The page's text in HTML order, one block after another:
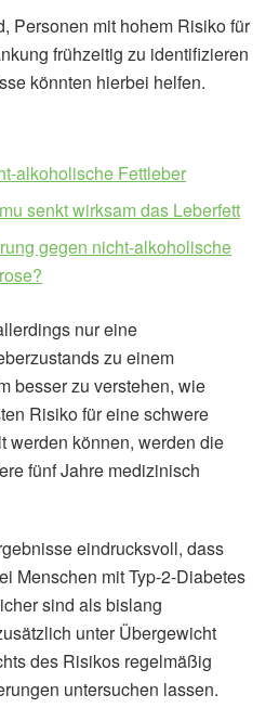
Personen mit hohem Risiko für
frühzeitig zu identifizieren
könnten hierbei helfen.
alkoholische Fettleber
senkt wirksam das Leberfett
gegen nicht-alkoholische
nur eine
zu einem
besser zu verstehen, wie
Risiko für eine schwere
werden können, werden die
fünf Jahre medizinisch
eindrucksvoll, dass
Menschen mit Typ-2-Diabetes
sind als bislang
unter Übergewicht
des Risikos regelmäßig
untersuchen lassen.